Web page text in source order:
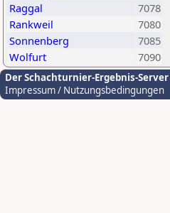
Raggal
7078
Rankweil
7080
Sonnenberg
7085
Wolfurt
7090
Der Schachturnier-Ergebnis-Server
Impressum / Nutzungsbedingungen